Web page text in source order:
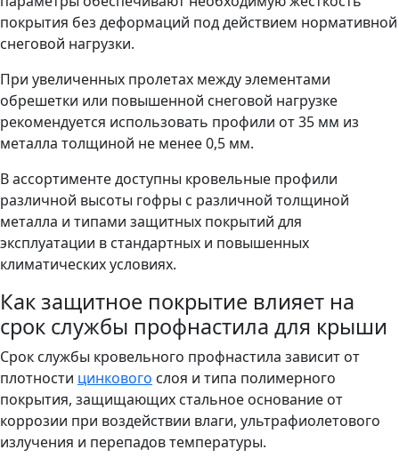
покрытия без деформаций под действием нормативной
снеговой нагрузки.
При увеличенных пролетах между элементами
обрешетки или повышенной снеговой нагрузке
рекомендуется использовать профили от 35 мм из
металла толщиной не менее 0,5 мм.
В ассортименте доступны кровельные профили
различной высоты гофры с различной толщиной
металла и типами защитных покрытий для
эксплуатации в стандартных и повышенных
климатических условиях.
Как защитное покрытие влияет на
срок службы профнастила для крыши
Срок службы кровельного профнастила зависит от
плотности цинкового слоя и типа полимерного
покрытия, защищающих стальное основание от
коррозии при воздействии влаги, ультрафиолетового
излучения и перепадов температуры.